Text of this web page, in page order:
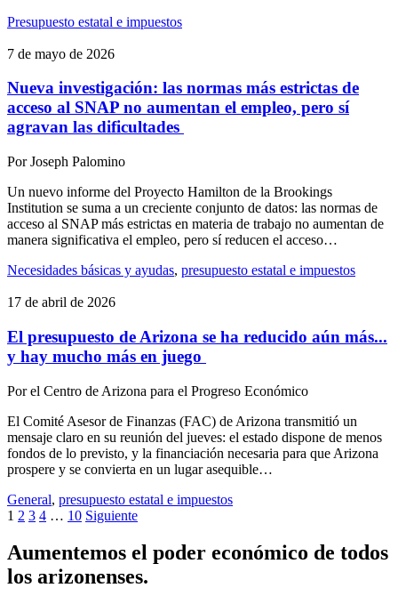
Presupuesto estatal e impuestos
7 de mayo de 2026
Nueva investigación: las normas más estrictas de
acceso al SNAP no aumentan el empleo, pero sí
agravan las dificultades
PorJoseph Palomino
Un nuevo informe del Proyecto Hamilton de la Brookings
Institution se suma a un creciente conjunto de datos: las normas de
acceso al SNAP más estrictas en materia de trabajo no aumentan de
manera significativa el empleo, pero sí reducen el acceso…
Necesidades básicas y ayudas, presupuesto estatal e impuestos
17 de abril de 2026
El presupuesto de Arizona se ha reducido aún más...
y hay mucho más en juego
Porel Centro de Arizona para el Progreso Económico
El Comité Asesor de Finanzas (FAC) de Arizona transmitió un
mensaje claro en su reunión del jueves: el estado dispone de menos
fondos de lo previsto, y la financiación necesaria para que Arizona
prospere y se convierta en un lugar asequible…
General, presupuesto estatal e impuestos
Paginación
de
entradas
1 2 3 4 … 10 Siguiente
Aumentemos el poder económico de todos
los arizonenses.